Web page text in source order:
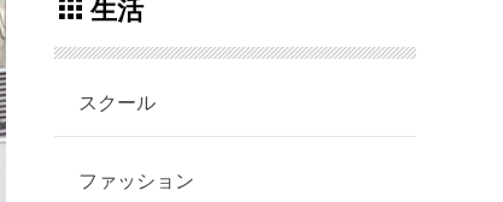
生活
スクール
ファッション